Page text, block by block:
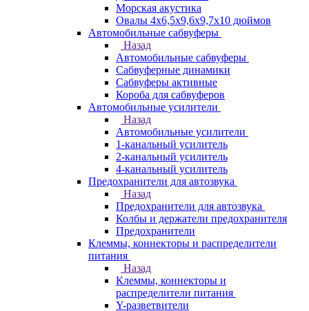
Морская акустика
Овалы 4х6,5х9,6x9,7х10 дюймов
Автомобильные сабвуферы
Назад
Автомобильные сабвуферы
Сабвуферные динамики
Сабвуферы активные
Короба для сабвуферов
Автомобильные усилители
Назад
Автомобильные усилители
1-канальный усилитель
2-канальный усилитель
4-канальный усилитель
Предохранители для автозвука
Назад
Предохранители для автозвука
Колбы и держатели предохранителя
Предохранители
Клеммы, коннекторы и распределители
питания
Назад
Клеммы, коннекторы и
распределители питания
Y-разветвители